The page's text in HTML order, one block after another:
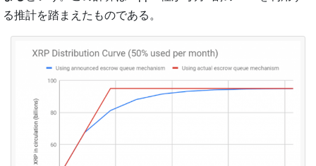
る推計を踏まえたものである。